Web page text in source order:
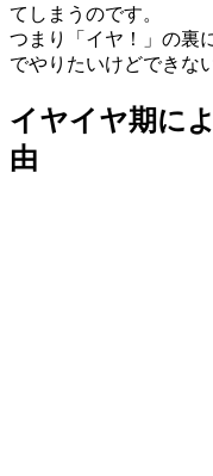
てしまうのです。
つまり「イヤ！」の裏
でやりたいけどできな
イヤイヤ期に
由